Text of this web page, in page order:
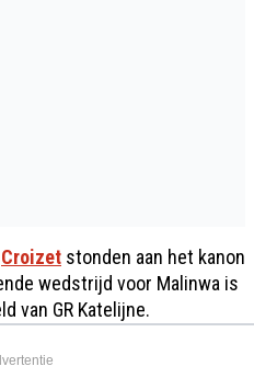
Croizet stonden aan het kanon
wedstrijd voor Malinwa is
van GR Katelijne.